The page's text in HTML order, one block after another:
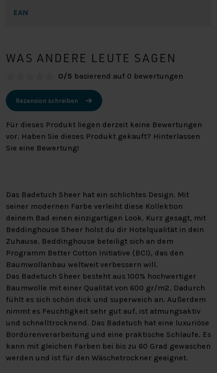
EAN
WAS ANDERE LEUTE SAGEN
0/5 basierend auf 0 bewertungen
Rezension schreiben
Für dieses Produkt liegen derzeit keine Bewertungen
vor. Haben Sie dieses Produkt gekauft? Hinterlassen
Sie eine Bewertung!
Das Badetuch Sheer hat ein schlichtes Design. Mit
seiner modernen Farbe verleiht diese Kollektion
deinem Bad einen einzigartigen Look. Kurz gesagt, mit
Beddinghouse Sheer holst du dir Hotelqualität in dein
Zuhause. Beddinghouse beteiligt sich an dem
Programm Better Cotton Initiative (BCI), das den
Baumwollanbau weltweit verbessern will.
Das Badetuch Sheer besteht aus 100% hochwertiger
Baumwolle mit einer Qualität von 600 gr/m2. Dadurch
fühlt es sich schön dick und superweich an. Außerdem
nimmt es Feuchtigkeit sehr gut auf, ist atmungsaktiv
und schnelltrocknend. Das Badetuch hat eine luxuriöse
Bordürenverarbeitung und eine praktische Schlaufe. Es
kann mit gleichen Farben bei bis zu 60 Grad gewaschen
werden und ist für den Wäschetrockner geeignet.